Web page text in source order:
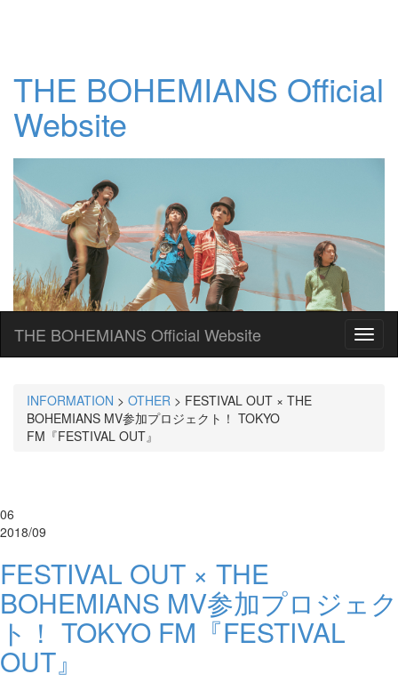
THE BOHEMIANS Official
Website
THE BOHEMIANS Official Website
INFORMATION > OTHER > FESTIVAL OUT × THE
BOHEMIANS MV参加プロジェクト！ TOKYO
FM『FESTIVAL OUT』
06
2018/09
FESTIVAL OUT × THE
BOHEMIANS MV参加プロジェク
ト！ TOKYO FM『FESTIVAL
OUT』